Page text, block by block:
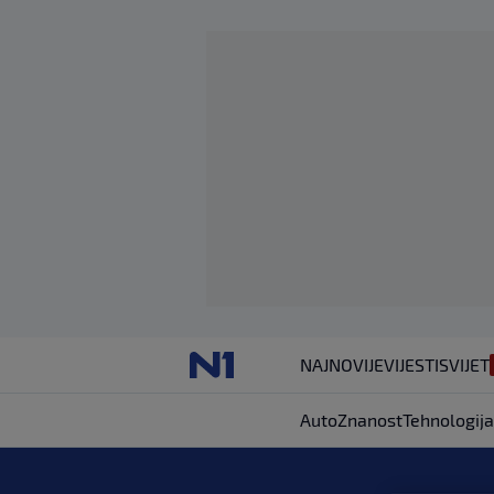
NAJNOVIJEVIJESTISVIJET
AutoZnanostTehnologija